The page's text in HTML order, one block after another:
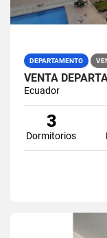
DEPARTAMENTO
Ecuador
3
Dormitorios